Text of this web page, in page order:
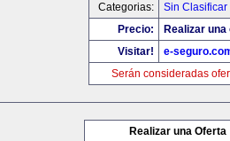
Categorias:
Sin Clasificar
Precio:
Realizar
Visitar!
e-
Serán consideradas
Realizar una Oferta